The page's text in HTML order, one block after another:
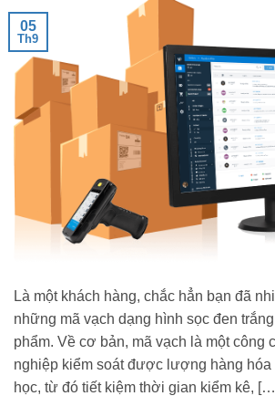
05
Th9
Là một khách hàng, chắc hẳn bạn đã
những mã vạch dạng hình sọc đen
phẩm. Về cơ bản, mã vạch là một công
nghiệp kiểm soát được lượng hàng hóa
học, từ đó tiết kiệm thời gian kiểm kê,